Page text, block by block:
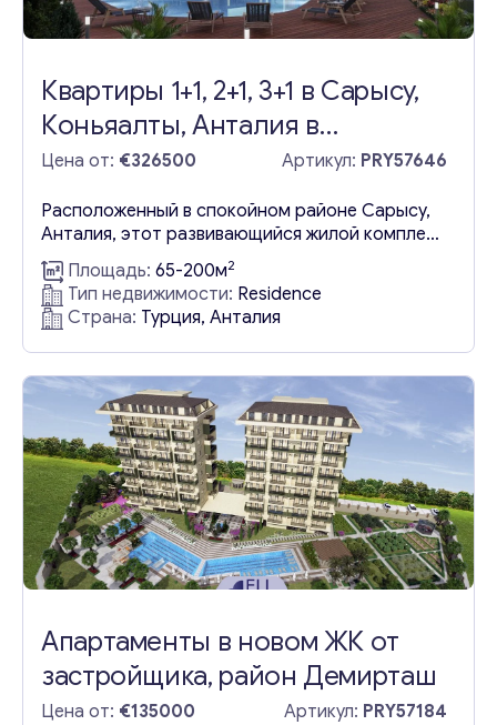
Отправьте нам запрос, и мы свяжемся с вами в
ближайшее время.
Ваши комментарии
Свяжитесь со мной
Квартиры 1+1, 2+1, 3+1 в Сарысу,
Коньяалты, Анталия в
престижном комплексе, с
рассрочкой
Цена от: €326500 Артикул: PRY57646
Расположенный в спокойном районе Сарысу,
Анталия, этот развивающийся жилой комплекс
предлагает коллекцию изысканных квартир в
Турции на продажу, находящихся в стадии
строительства, с предложениями от
конфигураций 1+1 по цене €245,000, 2+1 по
цене €326,500, до роскошных дуплексов 3+1 по
цене €459,000, наряду с удобной рассрочкой
платежа на 1 год. Эти дома могут
похвастаться современной отделкой...
Площадь: 65-200м2
Тип недвижимости: Residence
Страна: Турция, Анталия
Апартаменты в новом ЖК от
застройщика, район Демирташ
Цена от: €135000 Артикул: PRY57184